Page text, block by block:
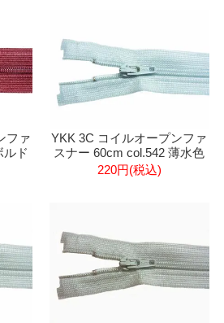
ファ
ルド
YKK 3C コイルオープンファ
スナー 60cm col.542 薄水色
220円(税込)